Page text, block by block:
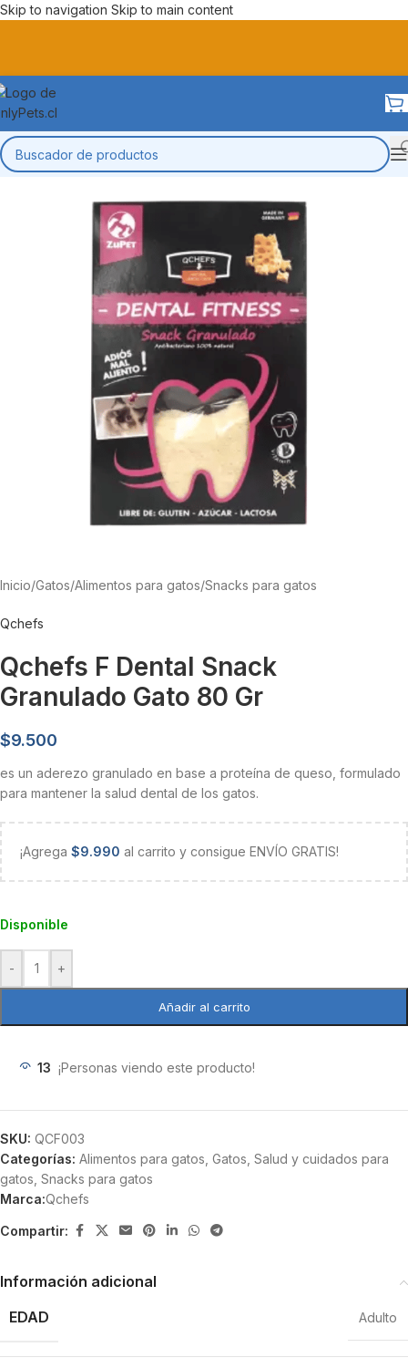
Skip to navigation Skip to main content
Inicio/Gatos/Alimentos para gatos/Snacks para gatos
Qchefs
Qchefs F Dental Snack
Granulado Gato 80 Gr
$9.500
es un aderezo granulado en base a proteína de queso, formulado
para mantener la salud dental de los gatos.
¡Agrega $9.990 al carrito y consigue ENVÍO GRATIS!
Disponible
- +
Añadir al carrito
13 ¡Personas viendo este producto!
SKU: QCF003
Categorías: Alimentos para gatos Gatos Salud y cuidados para
gatos Snacks para gatos
Marca:Qchefs
Compartir:
Información adicional
EDAD
Adulto